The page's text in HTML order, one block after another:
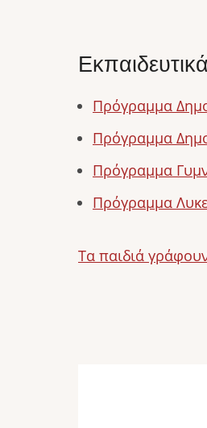
Πρόγραμμα
Πρόγραμμα
Πρόγραμμα
Πρόγραμμα
Τα παιδιά